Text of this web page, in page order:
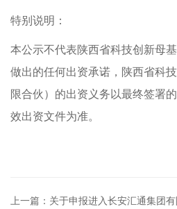
特别说明：
本公示不代表陕西省科技创新母
做出的任何出资承诺，陕西省科
限合伙）的出资义务以最终签署
效出资文件为准。